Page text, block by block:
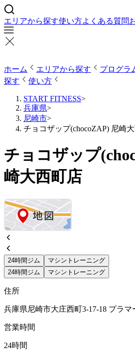
エリアから探す使い方よくある質問
ホーム エリアから探す プログラ
探す
使い方
START FITNESS>
兵庫県>
尼崎市>
チョコザップ(chocoZAP) 尼崎
チョコザップ
崎大西町店
24時間ジム
マシントレーニング
24時間ジム
マシントレーニング
住所
兵庫県尼崎市大庄西町3-17-18 プラマ
営業時間
24時間